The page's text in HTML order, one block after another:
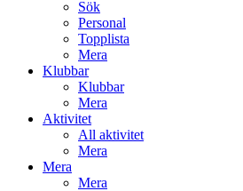
Sök
Personal
Topplista
Mera
Klubbar
Klubbar
Mera
Aktivitet
All aktivitet
Mera
Mera
Mera